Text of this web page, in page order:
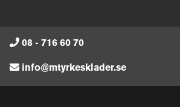
08 - 716 60 70
info@mtyrkesklader.se